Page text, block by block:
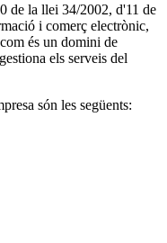
de la llei 34/2002, d'11 de
i comerç electrònic,
és un domini de
els serveis del
són les següents: